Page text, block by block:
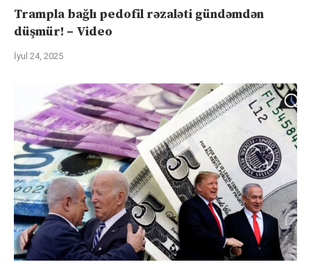
Trampla bağlı pedofil rəzaləti gündəmdən
düşmür! – Video
İyul 24, 2025